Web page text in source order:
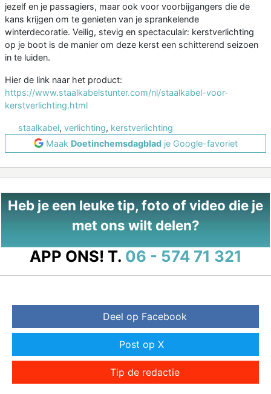
jezelf en je passagiers, maar ook voor voorbijgangers die de
kans krijgen om te genieten van je sprankelende
winterdecoratie. Veilig, stevig en spectaculair: kerstverlichting
op je boot is de manier om deze kerst een schitterend seizoen
in te luiden.
Hier de link naar het product:
https://www.staalkabelstunter.com/nl/staalkabel-voor-
kerstverlichting.html
staalkabel, verlichting, kerstverlichting
Maak Doetinchemsdagbladje Google-favoriet
Heb je een leuke tip, foto of video die je
met ons wilt delen?
APP ONS! T. 06 - 574 71 321
Deel op Facebook
Post op X
Tip de redactie